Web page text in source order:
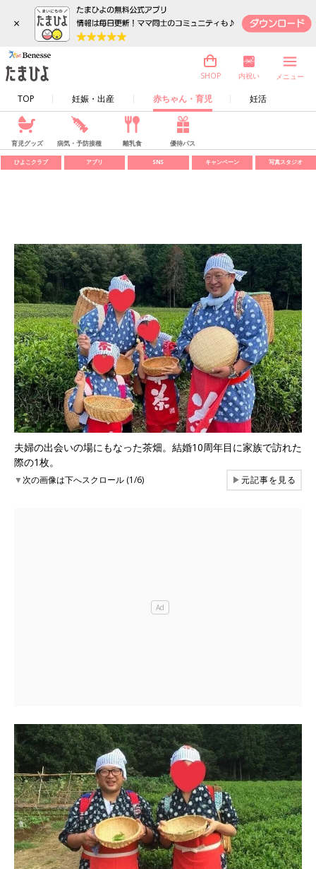
×
TOP 妊娠・出産 赤ちゃん・育児 妊活
SHOP 内祝い メニュー
育児グッズ 病気・予防接種 離乳食 優待パス
ひよこクラブ アプリ SNS キャンペーン 写真スタジオ
夫婦の出会いの場にもなった茶畑。結婚10周年目に家族で訪れた
際の1枚。
▼次の画像は下へスクロール (1/6) ▶元記事を見る